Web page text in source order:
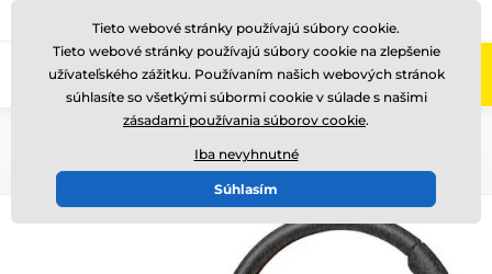
Zavolajte nám (Po-Pi 8-17) +421220255160
Tieto webové stránky používajú súbory cookie.
Tieto webové stránky používajú súbory cookie na zlepšenie
užívateľského zážitku. Používaním našich webových stránok
súhlasíte so všetkými súbormi cookie v súlade s našimi
zásadami používania súborov cookie.
Iba nevyhnutné
Súhlasím